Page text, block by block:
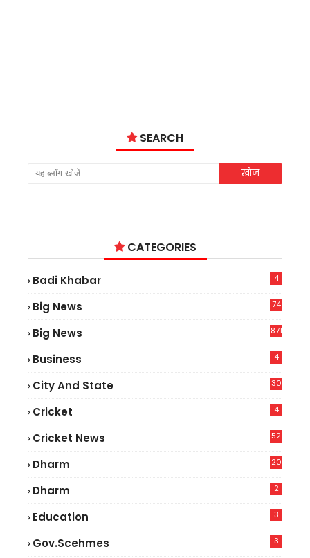
SEARCH
CATEGORIES
Badi Khabar 4
Big News
74
Big News 871
Business 4
City And State 30
Cricket 4
Cricket News
52
Dharm 20
Dharm 2
Education 3
Gov.scehmes 3